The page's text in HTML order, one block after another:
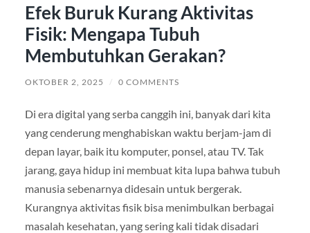
Efek Buruk Kurang Aktivitas
Fisik: Mengapa Tubuh
Membutuhkan Gerakan?
OKTOBER 2, 2025 / 0 COMMENTS
Di era digital yang serba canggih ini, banyak dari kita
yang cenderung menghabiskan waktu berjam-jam di
depan layar, baik itu komputer, ponsel, atau TV. Tak
jarang, gaya hidup ini membuat kita lupa bahwa tubuh
manusia sebenarnya didesain untuk bergerak.
Kurangnya aktivitas fisik bisa menimbulkan berbagai
masalah kesehatan, yang sering kali tidak disadari